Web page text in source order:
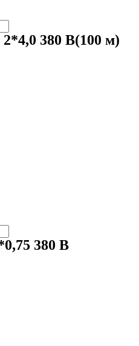
380 В(100 м)
380 В